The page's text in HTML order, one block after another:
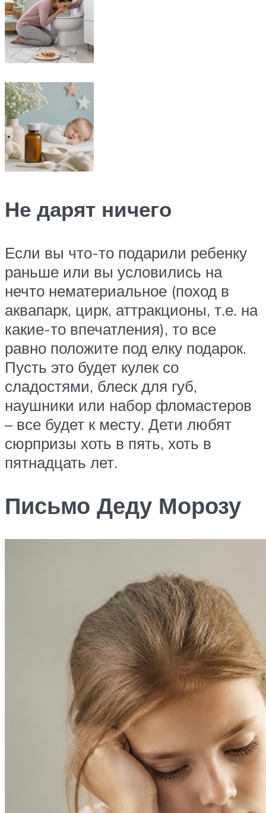
Не дарят ничего
Если вы что-то подарили ребенку
раньше или вы условились на
нечто нематериальное (поход в
аквапарк, цирк, аттракционы, т.е. на
какие-то впечатления), то все
равно положите под елку подарок.
Пусть это будет кулек со
сладостями, блеск для губ,
наушники или набор фломастеров
– все будет к месту. Дети любят
сюрпризы хоть в пять, хоть в
пятнадцать лет.
Письмо Деду Морозу